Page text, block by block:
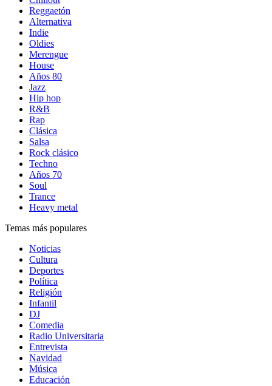
Reggaetón
Alternativa
Indie
Oldies
Merengue
House
Años 80
Jazz
Hip hop
R&B
Rap
Clásica
Salsa
Rock clásico
Techno
Años 70
Soul
Trance
Heavy metal
Temas más populares
Noticias
Cultura
Deportes
Política
Religión
Infantil
DJ
Comedia
Radio Universitaria
Entrevista
Navidad
Música
Educación